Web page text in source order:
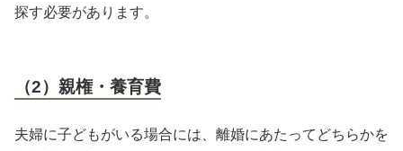
探す必要があります。
（2）親権・養育費
夫婦に子どもがいる場合には、離婚にあたってどちらかを